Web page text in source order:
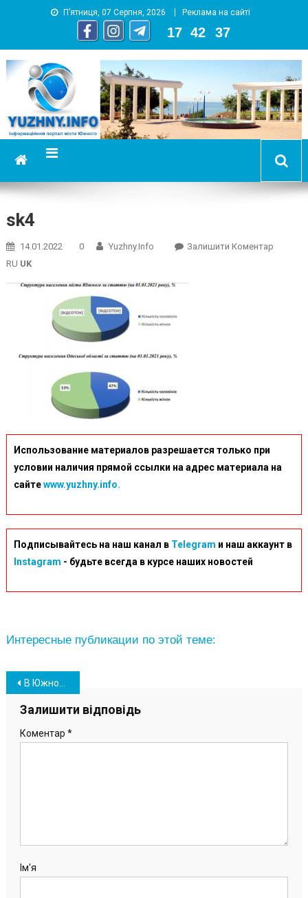
П’ятниця, 07 Серпня, 2026 Реклама на сайті
17 42 38
YUZHNY.INFO
информационный портал города Южный
sk4
14.01.2022 0 Yuzhny.info Залишити КоментарOn
RU UK
Использование материалов разрешается только при
условии наличия прямой ссылки на адрес материала на
сайтеwww.yuzhny.info.
Подписывайтесь на наш канал в Telegram и наш аккаунт в
Instagram - будьте всегда в курсе наших новостей
Интересные публикации по этой теме:
Навігація
записів
В Южном посчитали соотношение женщин и мужчин: кого больше? (схемы)
Залишити відповідь
Коментар *
Ім'я